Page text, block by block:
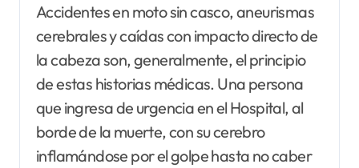
Accidentes en moto sin casco, aneurismas
cerebrales y caídas con impacto directo de
la cabeza son, generalmente, el principio
de estas historias médicas. Una persona
que ingresa de urgencia en el Hospital, al
borde de la muerte, con su cerebro
inflamándose por el golpe hasta no caber